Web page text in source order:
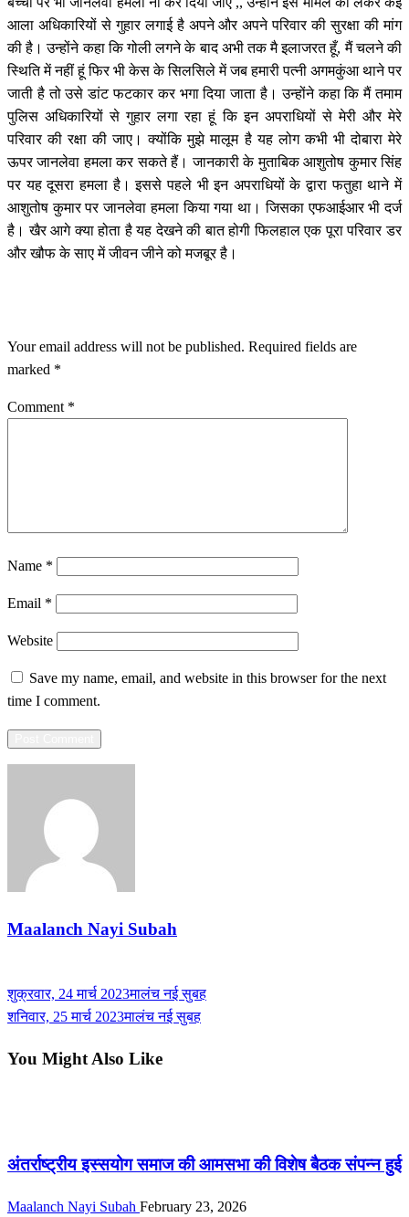
आला अधिकारियों से गुहार लगाई है अपने और अपने परिवार की सुरक्षा की मांग
की है। उन्होंने कहा कि गोली लगने के बाद अभी तक मै इलाजरत हूँ, मैं चलने की
स्थिति में नहीं हूं फिर भी केस के सिलसिले में जब हमारी पत्नी अगमकुंआ थाने पर
जाती है तो उसे डांट फटकार कर भगा दिया जाता है। उन्होंने कहा कि मैं तमाम
पुलिस अधिकारियों से गुहार लगा रहा हूं कि इन अपराधियों से मेरी और मेरे
परिवार की रक्षा की जाए। क्योंकि मुझे मालूम है यह लोग कभी भी दोबारा मेरे
ऊपर जानलेवा हमला कर सकते हैं। जानकारी के मुताबिक आशुतोष कुमार सिंह
पर यह दूसरा हमला है। इससे पहले भी इन अपराधियों के द्वारा फतुहा थाने में
आशुतोष कुमार पर जानलेवा हमला किया गया था। जिसका एफआईआर भी दर्ज
है। खैर आगे क्या होता है यह देखने की बात होगी फिलहाल एक पूरा परिवार डर
और खौफ के साए में जीवन जीने को मजबूर है।
Your email address will not be published. Required fields are
marked *
Comment *
Name *
Email *
Website
Save my name, email, and website in this browser for the next
time I comment.
Maalanch Nayi Subah
Post
Previous
Post
शुक्रवार, 24 मार्च 2023मालंच नई सुबह
Next
शनिवार, 25 मार्च 2023मालंच नई सुबह
You Might Also Like
अंतर्राष्ट्रीय इस्सयोग समाज की आमसभा की विशेष बैठक संपन्न हुई
Maalanch Nayi Subah February 23, 2026